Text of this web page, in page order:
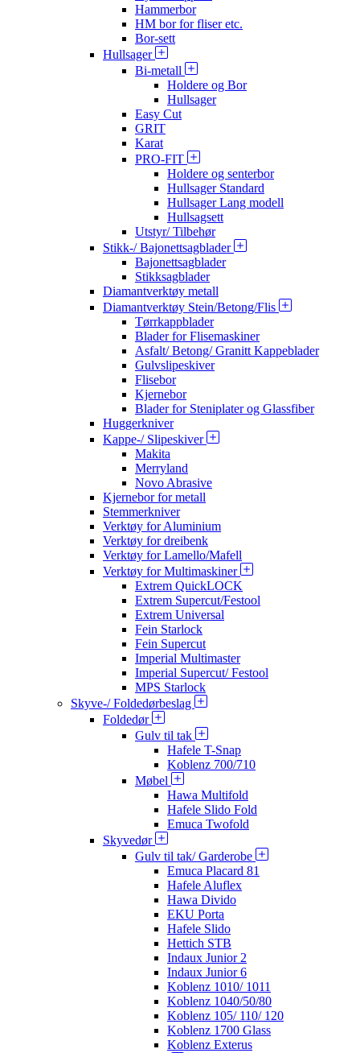
Hammerbor
HM bor for fliser etc.
Bor-sett
Hullsager
Bi-metall
Holdere og Bor
Hullsager
Easy Cut
GRIT
Karat
PRO-FIT
Holdere og senterbor
Hullsager Standard
Hullsager Lang modell
Hullsagsett
Utstyr/ Tilbehør
Stikk-/ Bajonettsagblader
Bajonettsagblader
Stikksagblader
Diamantverktøy metall
Diamantverktøy Stein/Betong/Flis
Tørrkappblader
Blader for Flisemaskiner
Asfalt/ Betong/ Granitt Kappeblader
Gulvslipeskiver
Flisebor
Kjernebor
Blader for Steniplater og Glassfiber
Huggerkniver
Kappe-/ Slipeskiver
Makita
Merryland
Novo Abrasive
Kjernebor for metall
Stemmerkniver
Verktøy for Aluminium
Verktøy for dreibenk
Verktøy for Lamello/Mafell
Verktøy for Multimaskiner
Extrem QuickLOCK
Extrem Supercut/Festool
Extrem Universal
Fein Starlock
Fein Supercut
Imperial Multimaster
Imperial Supercut/ Festool
MPS Starlock
Skyve-/ Foldedørbeslag
Foldedør
Gulv til tak
Hafele T-Snap
Koblenz 700/710
Møbel
Hawa Multifold
Hafele Slido Fold
Emuca Twofold
Skyvedør
Gulv til tak/ Garderobe
Emuca Placard 81
Hafele Aluflex
Hawa Divido
EKU Porta
Hafele Slido
Hettich STB
Indaux Junior 2
Indaux Junior 6
Koblenz 1010/ 1011
Koblenz 1040/50/80
Koblenz 105/ 110/ 120
Koblenz 1700 Glass
Koblenz Exterus